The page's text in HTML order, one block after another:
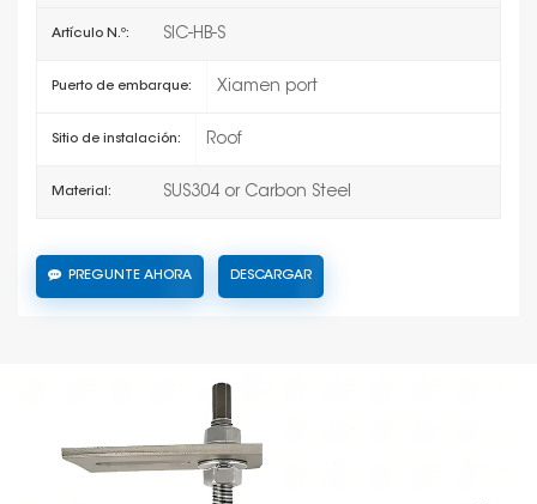
Artículo N.º: SIC-HB-S
Puerto de embarque: Xiamen port
Sitio de instalación: Roof
Material: SUS304 or Carbon Steel
PREGUNTE AHORA DESCARGAR